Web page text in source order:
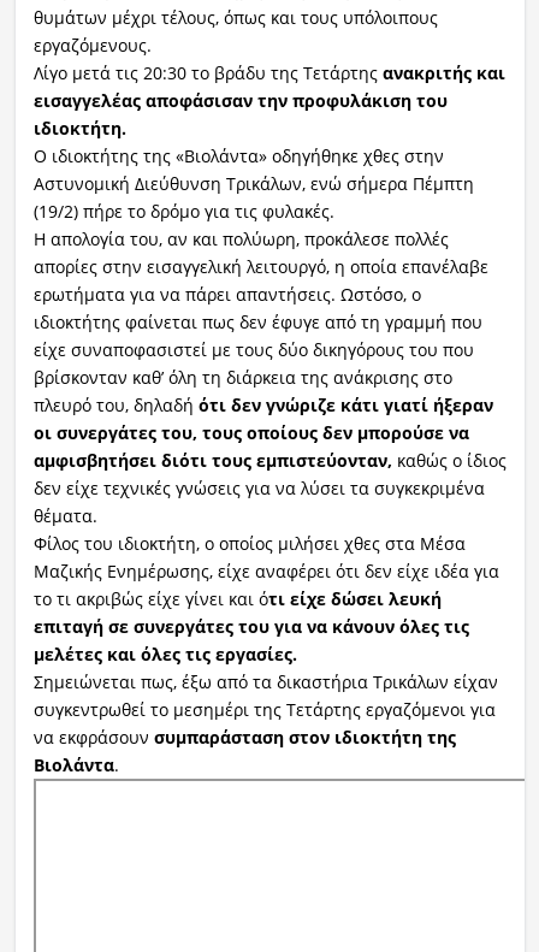
θυμάτων μέχρι τέλους, όπως και τους υπόλοιπους
εργαζόμενους.
Λίγο μετά τις 20:30 το βράδυ της Τετάρτης ανακριτής και
εισαγγελέας αποφάσισαν την προφυλάκιση του
ιδιοκτήτη.
Ο ιδιοκτήτης της «Βιολάντα» οδηγήθηκε χθες στην
Αστυνομική Διεύθυνση Τρικάλων, ενώ σήμερα Πέμπτη
(19/2) πήρε το δρόμο για τις φυλακές.
Η απολογία του, αν και πολύωρη, προκάλεσε πολλές
απορίες στην εισαγγελική λειτουργό, η οποία επανέλαβε
ερωτήματα για να πάρει απαντήσεις. Ωστόσο, ο
ιδιοκτήτης φαίνεται πως δεν έφυγε από τη γραμμή που
είχε συναποφασιστεί με τους δύο δικηγόρους του που
βρίσκονταν καθ’ όλη τη διάρκεια της ανάκρισης στο
πλευρό του, δηλαδή ότι δεν γνώριζε κάτι γιατί ήξεραν
οι συνεργάτες του, τους οποίους δεν μπορούσε να
αμφισβητήσει διότι τους εμπιστεύονταν, καθώς ο ίδιος
δεν είχε τεχνικές γνώσεις για να λύσει τα συγκεκριμένα
θέματα.
Φίλος του ιδιοκτήτη, ο οποίος μιλήσει χθες στα Μέσα
Μαζικής Ενημέρωσης, είχε αναφέρει ότι δεν είχε ιδέα για
το τι ακριβώς είχε γίνει και ότι είχε δώσει λευκή
επιταγή σε συνεργάτες του για να κάνουν όλες τις
μελέτες και όλες τις εργασίες.
Σημειώνεται πως, έξω από τα δικαστήρια Τρικάλων είχαν
συγκεντρωθεί το μεσημέρι της Τετάρτης εργαζόμενοι για
να εκφράσουν συμπαράσταση στον ιδιοκτήτη της
Βιολάντα.